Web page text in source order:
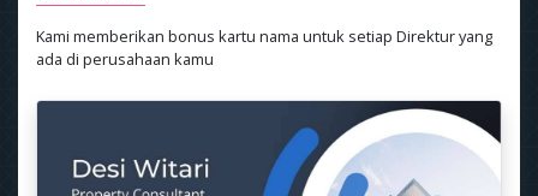
Kami memberikan bonus kartu nama untuk setiap Direktur yang
ada di perusahaan kamu